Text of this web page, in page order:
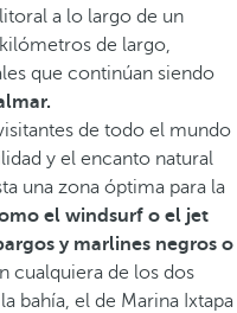
a lo largo de un
de largo,
que continúan siendo
de todo el mundo
y el encanto natural
una zona óptima para la
el windsurf o el jet
y marlines negros o
cualquiera de los dos
bahía, el de Marina Ixtapa